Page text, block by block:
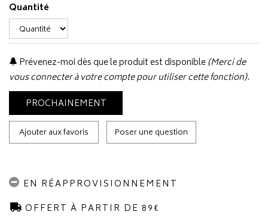
Quantité
Prévenez-moi dès que le produit est disponible(Merci de
vous connecter à votre compte pour utiliser cette fonction).
PROCHAINEMENT
Ajouter aux favoris Poser une question
EN RÉAPPROVISIONNEMENT
OFFERT À PARTIR DE 89€